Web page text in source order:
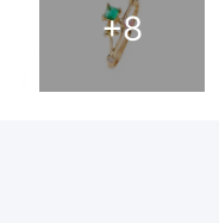
+8